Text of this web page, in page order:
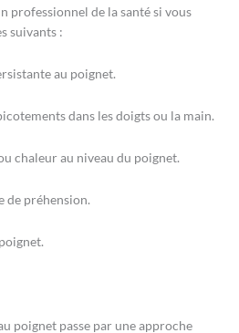
professionnel de la santé si vous
suivants :
au poignet.
dans les doigts ou la main.
chaleur au niveau du poignet.
de préhension.
poignet passe par une approche